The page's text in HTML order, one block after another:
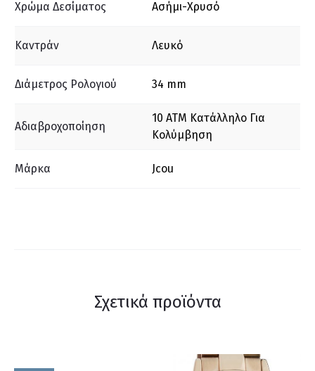
Χρώμα Δεσίματος Ασήμι-Χρυσό
Καντράν Λευκό
Διάμετρος Ρολογιού 34 mm
Αδιαβροχοποίηση
10 ΑΤΜ Κατάλληλο Για
Κολύμβηση
Μάρκα Jcou
Σχετικά προϊόντα